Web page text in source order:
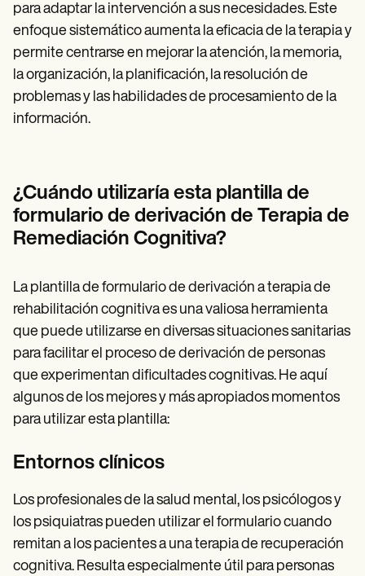
para adaptar la intervención a sus necesidades. Este
enfoque sistemático aumenta la eficacia de la terapia y
permite centrarse en mejorar la atención, la memoria,
la organización, la planificación, la resolución de
problemas y las habilidades de procesamiento de la
información.
¿Cuándo utilizaría esta plantilla de
formulario de derivación de Terapia de
Remediación Cognitiva?
La plantilla de formulario de derivación a terapia de
rehabilitación cognitiva es una valiosa herramienta
que puede utilizarse en diversas situaciones sanitarias
para facilitar el proceso de derivación de personas
que experimentan dificultades cognitivas. He aquí
algunos de los mejores y más apropiados momentos
para utilizar esta plantilla:
Entornos clínicos
Los profesionales de la salud mental, los psicólogos y
los psiquiatras pueden utilizar el formulario cuando
remitan a los pacientes a una terapia de recuperación
cognitiva. Resulta especialmente útil para personas